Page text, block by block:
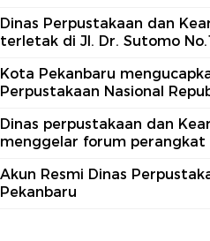
Dinas Perpustakaan dan
terletak di Jl. Dr. Sutomo
Kota Pekanbaru
Perpustakaan Nasional
Dinas perpustakaan dan
menggelar forum
Akun Resmi Dinas
Pekanbaru